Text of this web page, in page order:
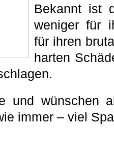
Bekannt ist
weniger für
für ihren
harten
und wünschen
immer – viel